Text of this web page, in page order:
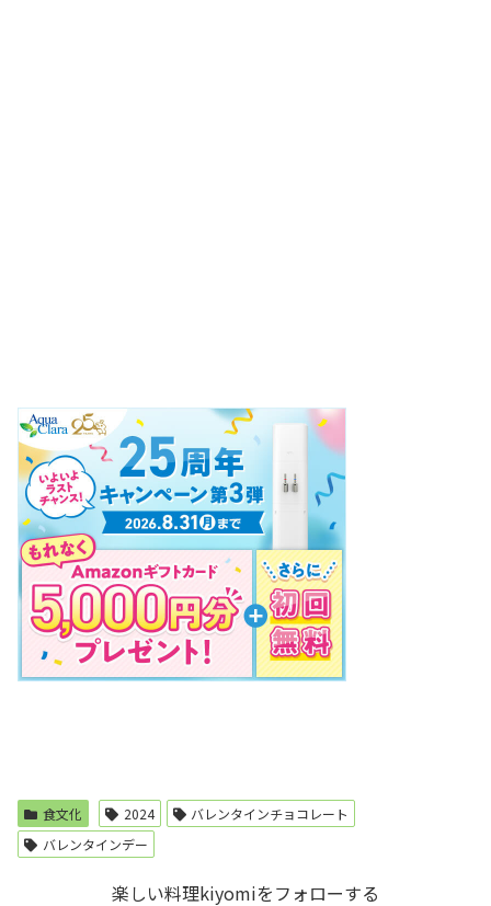
食文化 2024
バレンタインチョコレート
バレンタインデー
楽しい料理kiyomiをフォローする